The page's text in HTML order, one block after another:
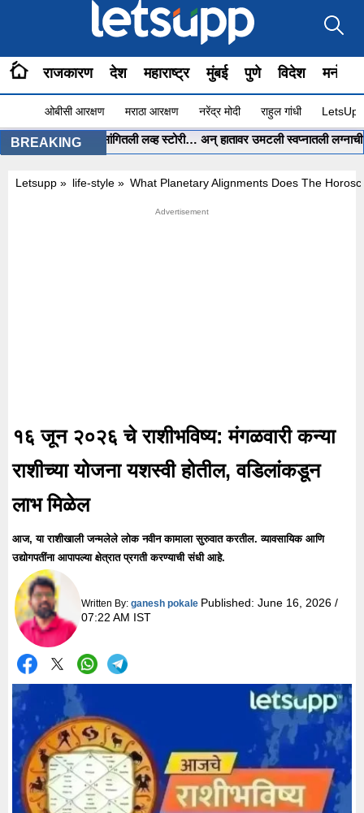
राजकारण देश महाराष्ट्र मुंबई पुणे विदेश
ओबीसी आरक्षण मराठा आरक्षण नरेंद्र मोदी राहुल गांधी
BREAKINGला सांगितली लव्ह स्टोरी… अन् हातावर उमटली स्वप्नातली लग्नाची मेहेंदी…
Letsupp » life-style » What Planetary Alignments Does The
१६ जून २०२६ चे राशीभविष्य: मंगळवारी कन्या
राशीच्या योजना यशस्वी होतील, वडिलांकडून
लाभ मिळेल
आज, या राशीखाली जन्मलेले लोक नवीन कामाला सुरुवात करतील. व्यावसायिक आणि
उद्योगपतींना आपापल्या क्षेत्रात प्रगती करण्याची संधी आहे.
Written By:ganesh pokale Published:June 16, 2026 /
07:22 AM IST